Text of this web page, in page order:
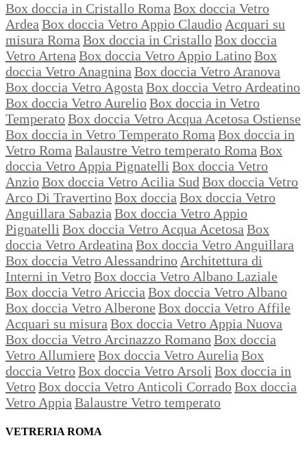
Box doccia in Cristallo Roma Box doccia Vetro
Ardea Box doccia Vetro Appio Claudio Acquari su
misura Roma Box doccia in CristalloBox doccia
Vetro Artena Box doccia Vetro Appio LatinoBox
doccia Vetro Anagnina Box doccia Vetro Aranova
Box doccia Vetro Agosta Box doccia Vetro Ardeatino
Box doccia Vetro AurelioBox doccia in Vetro
TemperatoBox doccia Vetro Acqua Acetosa Ostiense
Box doccia in Vetro Temperato Roma Box doccia in
Vetro Roma Balaustre Vetro temperato Roma Box
doccia Vetro Appia Pignatelli Box doccia Vetro
AnzioBox doccia Vetro Acilia Sud Box doccia Vetro
Arco Di TravertinoBox doccia Box doccia Vetro
Anguillara Sabazia Box doccia Vetro Appio
Pignatelli Box doccia Vetro Acqua Acetosa Box
doccia Vetro Ardeatina Box doccia Vetro Anguillara
Box doccia Vetro Alessandrino Architettura di
Interni in VetroBox doccia Vetro Albano Laziale
Box doccia Vetro Ariccia Box doccia Vetro Albano
Box doccia Vetro Alberone Box doccia Vetro Affile
Acquari su misura Box doccia Vetro Appia Nuova
Box doccia Vetro Arcinazzo RomanoBox doccia
Vetro Allumiere Box doccia Vetro Aurelia Box
doccia VetroBox doccia Vetro Arsoli Box doccia in
VetroBox doccia Vetro Anticoli CorradoBox doccia
Vetro Appia Balaustre Vetro temperato
VETRERIA ROMA